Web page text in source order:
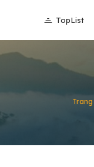
TopList
Trang